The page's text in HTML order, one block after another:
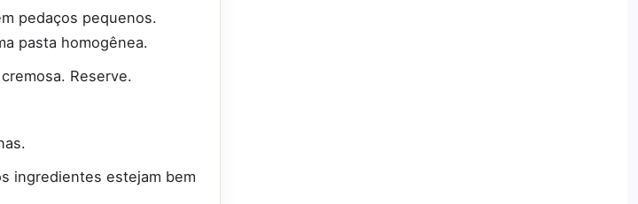
pedaços pequenos.
pasta homogênea.
Reserve.
ingredientes estejam bem